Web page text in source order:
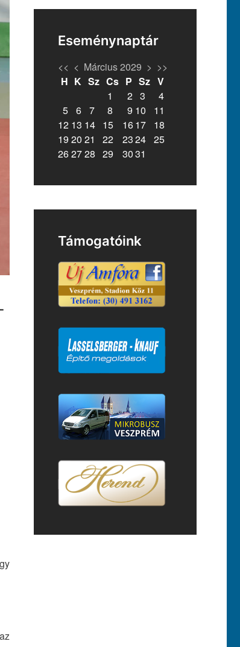
Eseménynaptár
<< < Március 2029 > >>
H K Sz Cs P Sz V
1
2 3
4
5 6 7 8 9 10
11
12 13 14 15 1617
18
19 20 21 22 2324 25
262728 29 3031
Támogatóink